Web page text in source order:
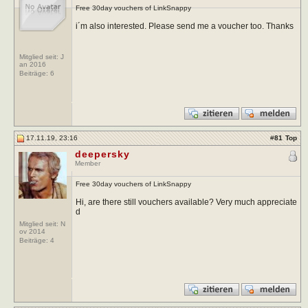
Mitglied seit: J
an 2016
Beiträge: 6
Free 30day vouchers of LinkSnappy
i´m also interested. Please send me a voucher too. Thanks
17.11.19, 23:16 #81 Top
Mitglied seit: N
ov 2014
Beiträge: 4
deepersky
Member
Free 30day vouchers of LinkSnappy
Hi, are there still vouchers available? Very much appreciate
d